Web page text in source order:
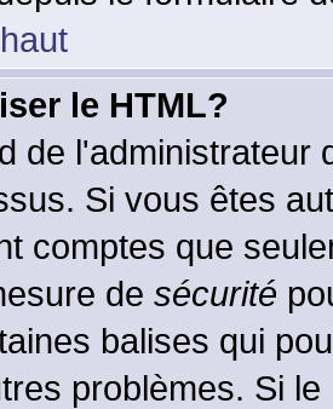
le HTML?
de l'administrateur
Si vous êtes
comptes que
de sécurité
balises qui
problèmes. Si